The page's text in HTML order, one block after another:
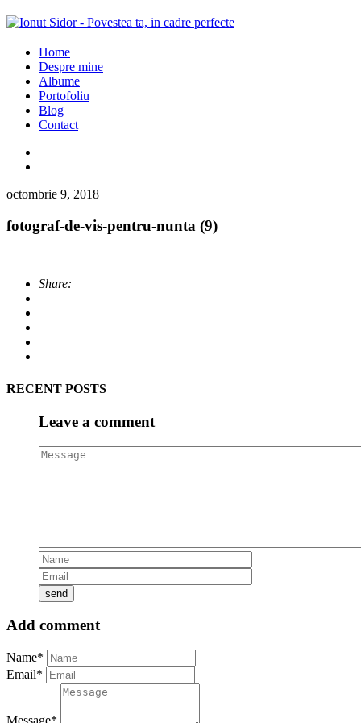
Home
Despre mine
Albume
Portofoliu
Blog
Contact
octombrie 9, 2018
fotograf-de-vis-pentru-nunta (9)
Share:
RECENT POSTS
Leave a comment
Add comment
Name*
Email*